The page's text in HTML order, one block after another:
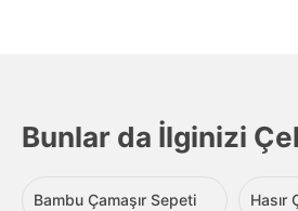
Bunlar da İlginizi
Bambu Çamaşır Sepeti Hasır